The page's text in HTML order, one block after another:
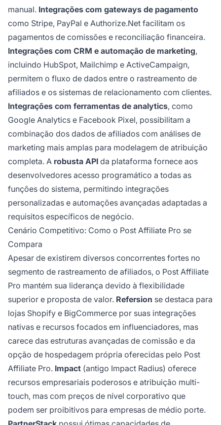
manual. Integrações com gateways de pagamento
como Stripe, PayPal e Authorize.Net facilitam os
pagamentos de comissões e reconciliação financeira.
Integrações com CRM e automação de marketing,
incluindo HubSpot, Mailchimp e ActiveCampaign,
permitem o fluxo de dados entre o rastreamento de
afiliados e os sistemas de relacionamento com clientes.
Integrações com ferramentas de analytics, como
Google Analytics e Facebook Pixel, possibilitam a
combinação dos dados de afiliados com análises de
marketing mais amplas para modelagem de atribuição
completa. A robusta API da plataforma fornece aos
desenvolvedores acesso programático a todas as
funções do sistema, permitindo integrações
personalizadas e automações avançadas adaptadas a
requisitos específicos de negócio.
Cenário Competitivo: Como o Post Affiliate Pro se
Compara
Apesar de existirem diversos concorrentes fortes no
segmento de rastreamento de afiliados, o Post Affiliate
Pro mantém sua liderança devido à flexibilidade
superior e proposta de valor. Refersion se destaca para
lojas Shopify e BigCommerce por suas integrações
nativas e recursos focados em influenciadores, mas
carece das estruturas avançadas de comissão e da
opção de hospedagem própria oferecidas pelo Post
Affiliate Pro. Impact (antigo Impact Radius) oferece
recursos empresariais poderosos e atribuição multi-
touch, mas com preços de nível corporativo que
podem ser proibitivos para empresas de médio porte.